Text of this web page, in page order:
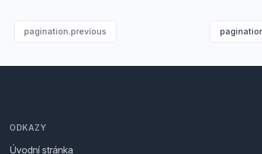
pagination.previous
ODKAZY
Úvodní stránka